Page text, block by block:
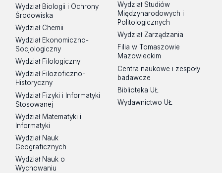
Wydział Biologii i Ochrony
Środowiska
Wydział Chemii
Wydział Ekonomiczno-
Socjologiczny
Wydział Filologiczny
Wydział Filozoficzno-
Historyczny
Wydział Fizyki i Informatyki
Stosowanej
Wydział Matematyki i
Informatyki
Wydział Nauk
Geograficznych
Wydział Nauk o
Wychowaniu
Wydział Studiów
Międzynarodowych i
Politologicznych
Wydział Zarządzania
Filia w Tomaszowie
Mazowieckim
Centra naukowe i zespoły
badawcze
Biblioteka UŁ
Wydawnictwo UŁ